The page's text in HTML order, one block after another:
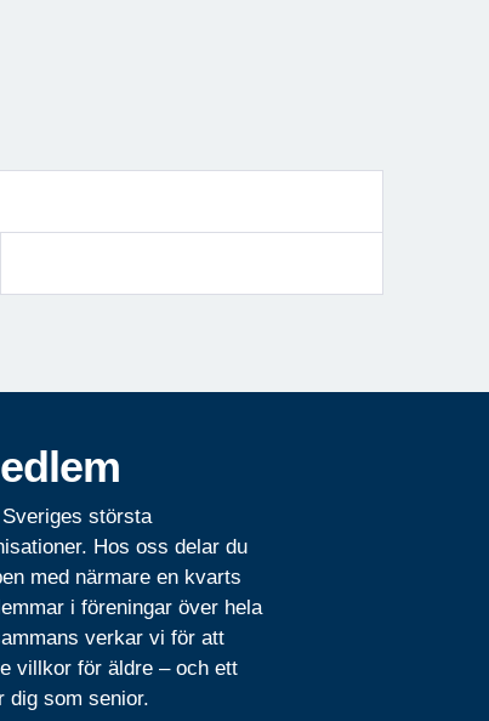
största
Hos oss delar du
med närmare en kvarts
i föreningar över hela
verkar vi för att
villkor för äldre – och ett
dig som senior.